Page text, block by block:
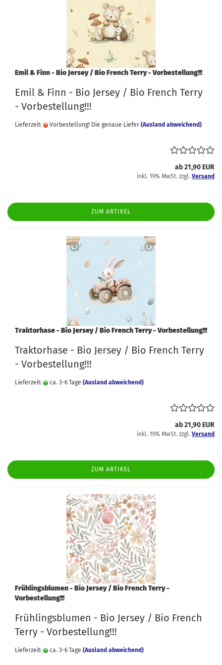
Emil & Finn - Bio Jersey / Bio French Terry - Vorbestellung!!!
Emil & Finn - Bio Jersey / Bio French Terry
- Vorbestellung!!!
Lieferzeit: Vorbestellung! Die genaue Liefer (Ausland abweichend)
ab 21,90 EUR
inkl. 19% MwSt. zzgl. Versand
ZUM ARTIKEL
Traktorhase - Bio Jersey / Bio French Terry - Vorbestellung!!!
Traktorhase - Bio Jersey / Bio French Terry
- Vorbestellung!!!
Lieferzeit: ca. 3-6 Tage (Ausland abweichend)
ab 21,90 EUR
inkl. 19% MwSt. zzgl. Versand
ZUM ARTIKEL
Frühlingsblumen - Bio Jersey / Bio French Terry -
Vorbestellung!!!
Frühlingsblumen - Bio Jersey / Bio French
Terry - Vorbestellung!!!
Lieferzeit: ca. 3-6 Tage (Ausland abweichend)